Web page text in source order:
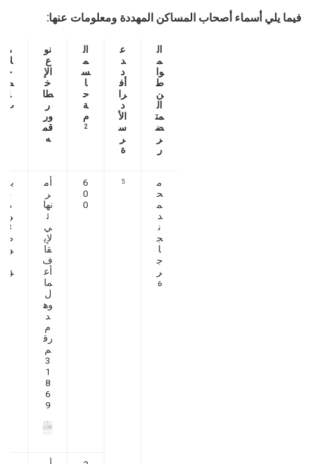
فيما يلي أسماء أصحاب المساكن المهددة ومعلومات عنها:
ال
م
وا
ط
ن
ال
مت
ض
ر
ر
ع
د
د
أف
را
د
الأ
س
ر
ة
ال
م
س
ا
ح
ة
م
2
نو
ع
الإ
خ
طا
ر
ور
قم
ه
م
لا
ح
ظ
ا
ت
م
ح
م
د
ن
ج
ا
ج
ر
ة
5
6
0
0
أم
ر
نها
ئ
ي
لإي
قا
ف
أع
ما
ل
وه
د
م
رق
م
3
1
8
6
9
بنا
ء
م
ن
3
ط
وا
ق